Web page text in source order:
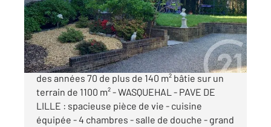
Maison à vendre
618 000 €
MAISON INDIVIDUELLE DE STYLE PLAIN PIED
des années 70 de plus de 140 m² bâtie sur un
terrain de 1100 m² - WASQUEHAL - PAVE DE
LILLE : spacieuse pièce de vie - cuisine
équipée - 4 chambres - salle de douche - grand